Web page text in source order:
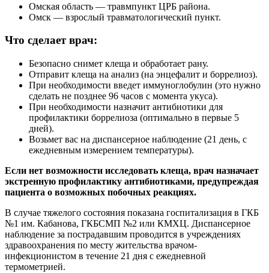
Омская область — травмпункт ЦРБ района.
Омск — взрослый травматологический пункт.
Что сделает врач:
Безопасно снимет клеща и обработает рану.
Отправит клеща на анализ (на энцефалит и боррелиоз).
При необходимости введет иммуноглобулин (это нужно
сделать не позднее 96 часов с момента укуса).
При необходимости назначит антибиотики для
профилактики боррелиоза (оптимально в первые 5
дней).
Возьмет вас на диспансерное наблюдение (21 день, с
ежедневным измерением температуры).
Если нет возможности исследовать клеща, врач назначает
экстренную профилактику антибиотиками, предупреждая
пациента о возможных побочных реакциях.
В случае тяжелого состояния показана госпитализация в ГКБ
№1 им. Кабанова, ГКБСМП №2 или КМХЦ. Диспансерное
наблюдение за пострадавшим проводится в учреждениях
здравоохранения по месту жительства врачом-
инфекционистом в течение 21 дня с ежедневной
термометрией.